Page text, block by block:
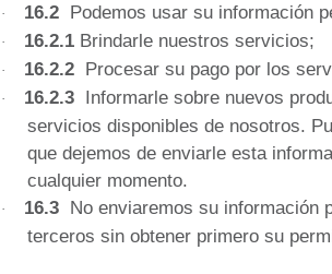
· 16.2 Podemos usar su información
· 16.2.1 Brindarle nuestros servicios;
· 16.2.2 Procesar su pago por los
· 16.2.3 Informarle sobre nuevos
servicios disponibles de nosotros.
que dejemos de enviarle esta
cualquier momento.
· 16.3 No enviaremos su información
terceros sin obtener primero su